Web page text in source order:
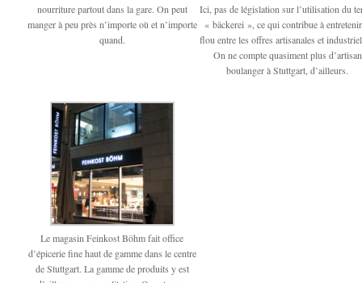
nourriture partout dans la gare. On peut
manger à peu près n’importe où et n’importe
quand.
Ici, pas de législation sur l’utilisation du
« bäckerei », ce qui contribue à
flou entre les offres artisanales et
On ne compte quasiment plus d’artisan
boulanger à Stuttgart, d’ailleurs.
Le magasin Feinkost Böhm fait office
d’épicerie fine haut de gamme dans le centre
de Stuttgart. La gamme de produits y est